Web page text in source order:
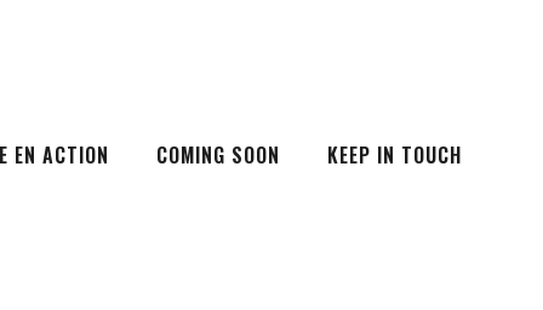
EN ACTION COMING SOON KEEP IN TOUCH